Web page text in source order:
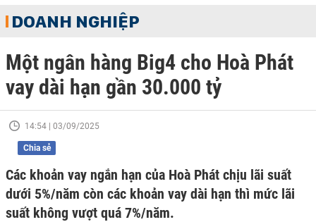
DOANH NGHIỆP
Một ngân hàng Big4 cho Hoà Phát
vay dài hạn gần 30.000 tỷ
14:54 | 03/09/2025
Chia sẻ
Các khoản vay ngắn hạn của Hoà Phát chịu lãi suất
dưới 5%/năm còn các khoản vay dài hạn thì mức lãi
suất không vượt quá 7%/năm.